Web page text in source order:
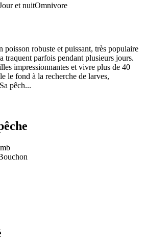
et nuitOmnivore
poisson robuste et puissant, très populaire
traquent parfois pendant plusieurs jours.
impressionnantes et vivre plus de 40
le fond à la recherche de larves,
pêch...